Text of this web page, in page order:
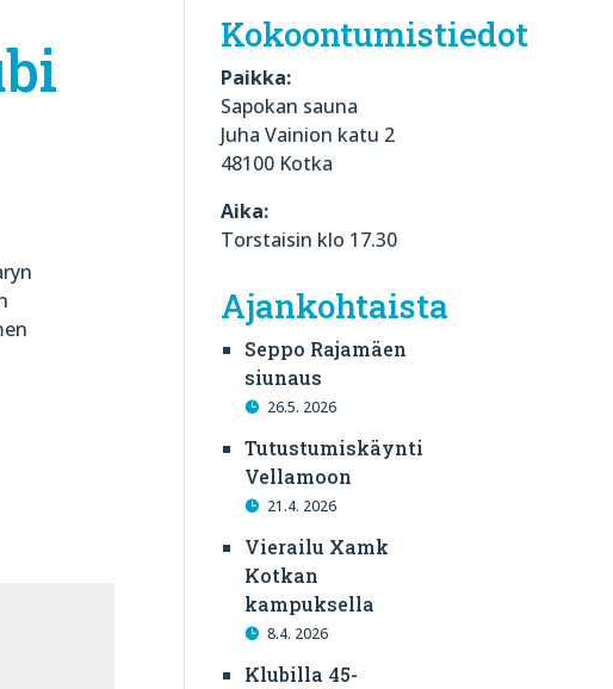
Kokoontumistiedot
Paikka:
Sapokan sauna
Juha Vainion katu 2
48100 Kotka
Aika:
Torstaisin klo 17.30
Ajankohtaista
Seppo Rajamäen
siunaus
26.5. 2026
Tutustumiskäynti
Vellamoon
21.4. 2026
Vierailu Xamk
Kotkan
kampuksella
8.4. 2026
Klubilla 45-